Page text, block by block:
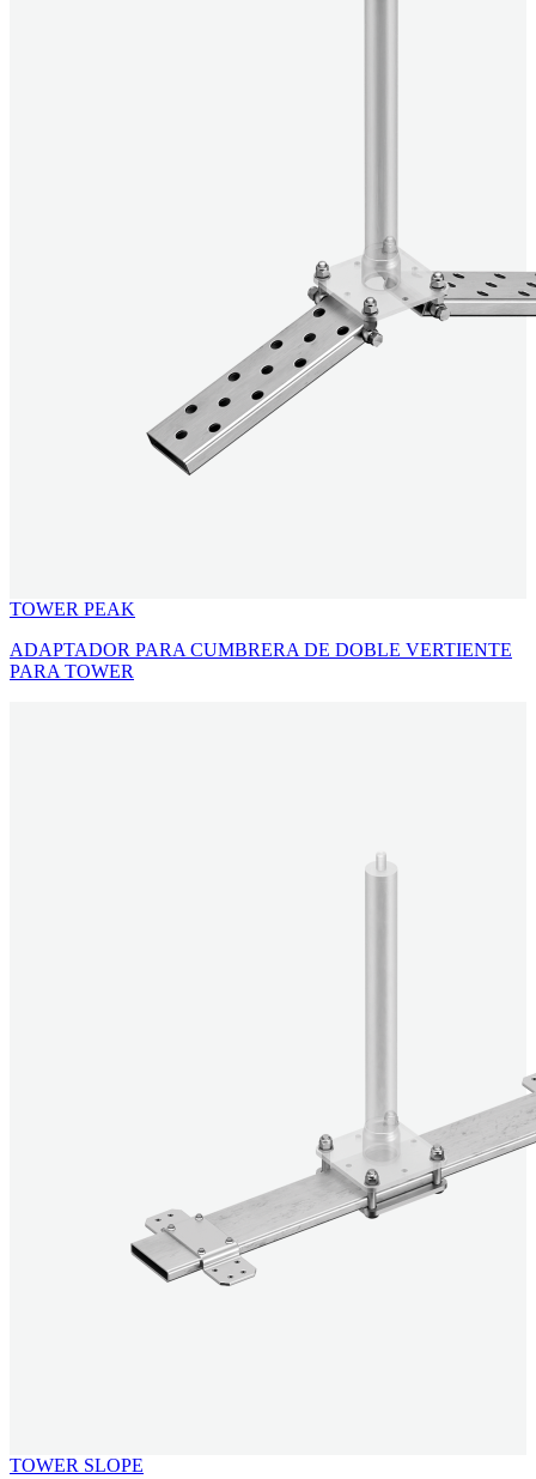
TOWER PEAK
ADAPTADOR PARA CUMBRERA DE DOBLE VERTIENTE
PARA TOWER
TOWER SLOPE